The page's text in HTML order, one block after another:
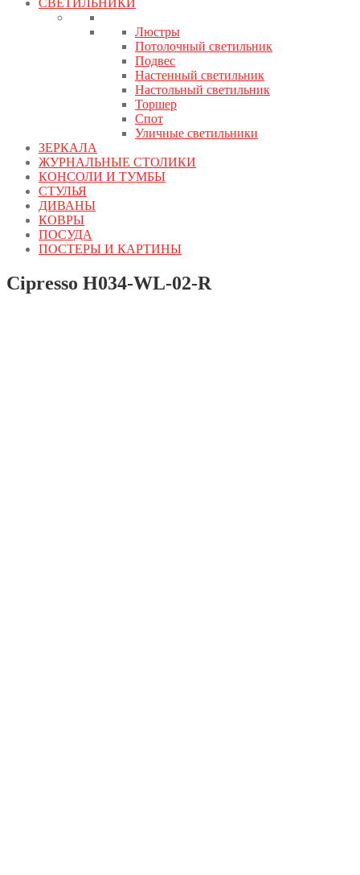
СВЕТИЛЬНИКИ
Люстры
Потолочный светильник
Подвес
Настенный светильник
Настольный светильник
Торшер
Спот
Уличные светильники
ЗЕРКАЛА
ЖУРНАЛЬНЫЕ СТОЛИКИ
КОНСОЛИ И ТУМБЫ
СТУЛЬЯ
ДИВАНЫ
КОВРЫ
ПОСУДА
ПОСТЕРЫ И КАРТИНЫ
Cipresso H034-WL-02-R